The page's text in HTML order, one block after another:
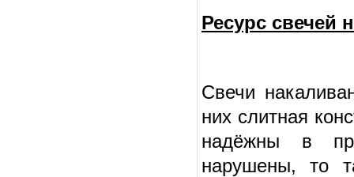
Ресурс свечей
Свечи
них слитная
надёжны в
нарушены, то